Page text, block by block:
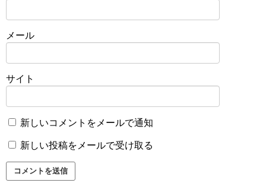
メール
サイト
新しいコメントをメールで通知
新しい投稿をメールで受け取る